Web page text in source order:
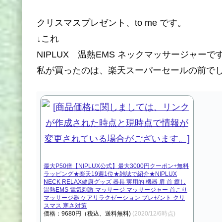
クリスマスプレゼント、to me です。
↓これ
NIPLUX 温熱EMS ネックマッサージャーです
私が買ったのは、楽天スーパーセールの前で
最大P50倍【NIPLUX公式】最大3000円クーポン+無料
ラッピング★楽天19週1位★雑誌で紹介★NIPLUX
NECK RELAX健康グッズ 器具 実用的 機器 肩 首 癒し
温熱EMS 電気刺激 マッサージ マッサージャー 首こり
マッサージ器 ケアリラクゼーション プレゼント クリ
スマス 寒さ対策
価格：9680円（税込、送料無料) (2020/12/6時点)